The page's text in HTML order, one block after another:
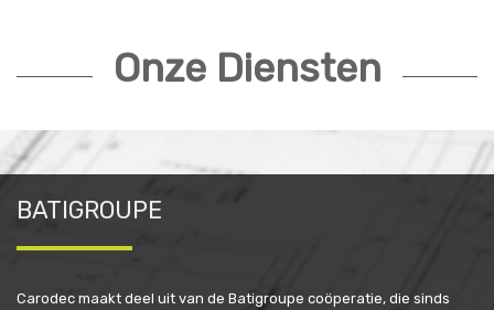
Onze Diensten
BATIGROUPE
Carodec maakt deel uit van de Batigroupe coöperatie, die sinds